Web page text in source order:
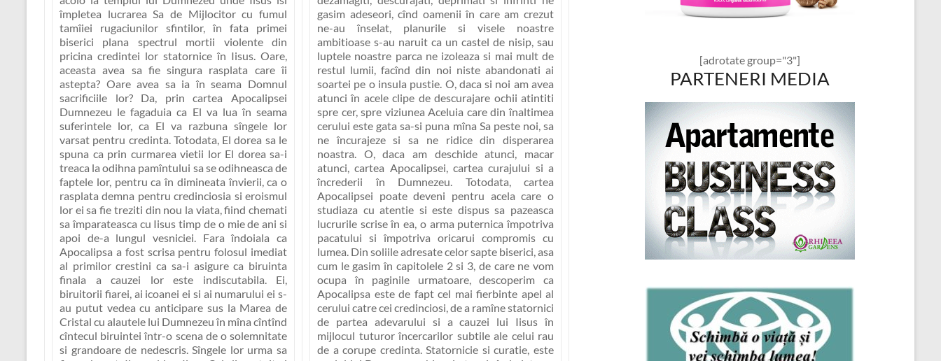
împletea lucrarea Sa de Mijlocitor cu fumul
tamîiei rugaciunilor sfintilor, în fata primei
biserici plana spectrul mortii violente din
pricina credintei lor statornice în Iisus. Oare,
aceasta avea sa fie singura rasplata care îi
astepta? Oare avea sa ia în seama Domnul
sacrificiile lor? Da, prin cartea Apocalipsei
Dumnezeu le fagaduia ca El va lua în seama
suferintele lor, ca El va razbuna sîngele lor
varsat pentru credinta. Totodata, El dorea sa le
spuna ca prin curmarea vietii lor El dorea sa-i
treaca la odihna pamîntului sa se odihneasca de
faptele lor, pentru ca în dimineata învierii, ca o
rasplata demna pentru credinciosia si eroismul
lor ei sa fie treziti din nou la viata, fiind chemati
sa împarateasca cu Iisus timp de o mie de ani si
apoi de-a lungul vesniciei. Fara îndoiala ca
Apocalipsa a fost scrisa pentru folosul imediat
al primilor crestini ca sa-i asigure ca biruinta
finala a cauzei lor este indiscutabila.Ei,
biruitorii fiarei, ai icoanei ei si ai numarului ei s-
au putut vedea cu anticipare sus la Marea de
Cristal cu alautele lui Dumnezeu în mîna cîntînd
cîntecul biruintei într-o scena de o solemnitate
si grandoare de nedescris. Sîngele lor urma sa
gasim adeseori, cînd oamenii în care am crezut
ne-au înselat, planurile si visele noastre
ambitioase s-au naruit ca un castel de nisip, sau
luptele noastre parca ne izoleaza si mai mult de
restul lumii, facînd din noi niste abandonati ai
soartei pe o insula pustie. O, daca si noi am avea
atunci în acele clipe de descurajare ochii atintiti
spre cer, spre viziunea Aceluia care din înaltimea
cerului este gata sa-si puna mîna Sa peste noi, sa
ne încurajeze si sa ne ridice din disperarea
noastra. O, daca am deschide atunci, macar
atunci,cartea Apocalipsei, cartea curajului si a
încrederii în Dumnezeu. Totodata, cartea
Apocalipsei poate deveni pentru acela care o
studiaza cu atentie si este dispus sa pazeasca
lucrurile scrise în ea, o arma puternica împotriva
pacatului si împotriva oricarui compromis cu
lumea. Din soliile adresate celor sapte biserici, asa
cum le gasim în capitolele 2 si 3, de care ne vom
ocupa în paginile urmatoare, descoperim ca
Apocalipsa este de fapt cel mai fierbinte apel al
cerului catre cei credinciosi, de a ramîne statornici
de partea adevarului si a cauzei lui Iisus în
mijlocul tuturor încercarilor subtile ale celui rau
de a corupe credinta. Statornicie si curatie, este
[adrotate group="3"]
PARTENERI MEDIA